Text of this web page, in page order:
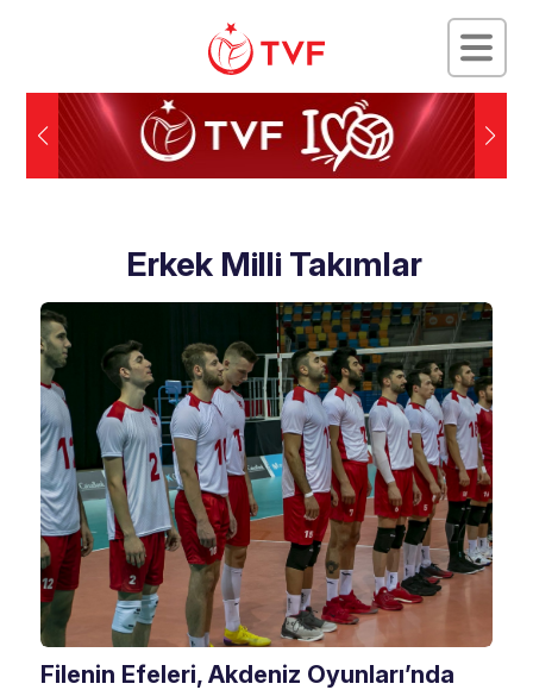
Erkek Milli Takımlar
Filenin Efeleri, Akdeniz Oyunları’nda